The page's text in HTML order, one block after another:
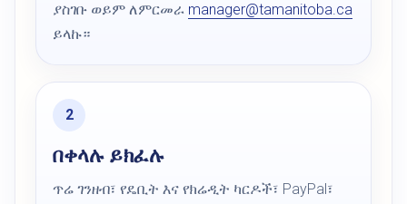
ያስገቡ ወይም ለምርመራ manager@tamanitoba.ca
ይላኩ።
በቀላሉ ይክፈሉ
ጥሬ ገንዘብ፣ የዴቢት እና የክሬዲት ካርዶች፣ PayPal፣